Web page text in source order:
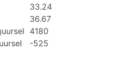
33.24
36.67
4180
-525